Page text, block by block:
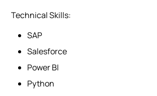
Technical Skills:
SAP
Salesforce
Power BI
Python